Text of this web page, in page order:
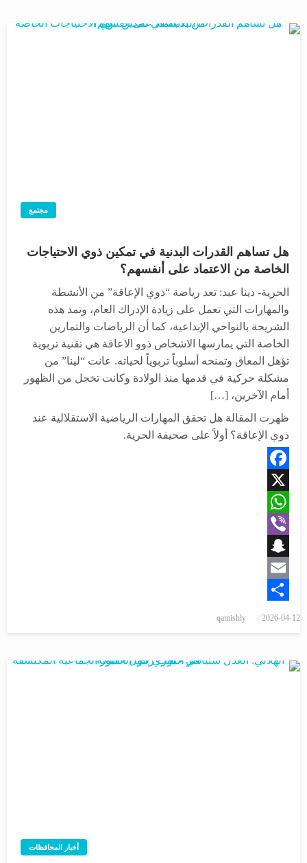
مجتمع
هل تساهم القدرات البدنية في تمكين ذوي الاحتياجات
الخاصة من الاعتماد على أنفسهم؟
الحرية- دينا عبد: تعد رياضة “ذوي الإعاقة” من الأنشطة
والمهارات التي تعمل على زيادة الإدراك العام، وتمد هذه
الشريحة بالنواحي الإبداعية، كما أن الرياضات والتمارين
الخاصة التي يمارسها الاشخاص ذوو الاعاقة هي تقنية تربوية
تؤهل المعاق وتمنحه أسلوباً تربوياً لحياته. عانت “لينا” من
مشكلة حركية في قدمها منذ الولادة وكانت تخجل من الظهور
أمام الآخرين، […]
ظهرت المقالة هل تحقق المهارات الرياضية الاستقلالية عند
ذوي الإعاقة؟ أولاً على صحيفة الحرية.
Facebook
X
WhatsApp
Viber
Snapchat
Email
نُشر
2026-04-12
qamishly
أخبار المحافظات